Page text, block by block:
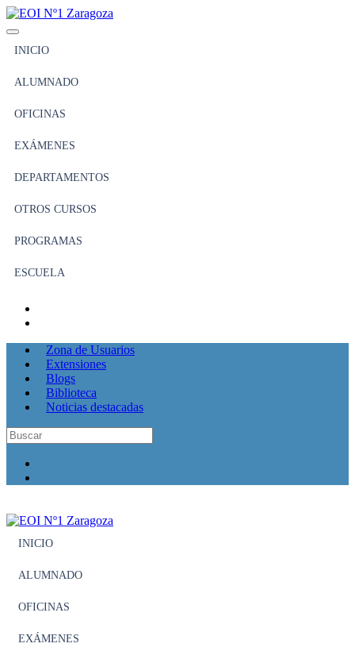
INICIO
ALUMNADO
OFICINAS
EXÁMENES
DEPARTAMENTOS
OTROS CURSOS
PROGRAMAS
ESCUELA
Zona de Usuarios
Extensiones
Blogs
Biblioteca
Noticias destacadas
INICIO
ALUMNADO
OFICINAS
EXÁMENES